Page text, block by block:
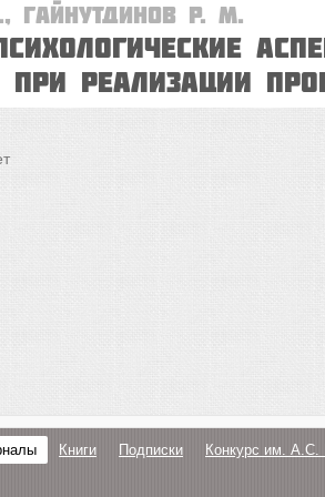
Гайнутдинов Р. М.
при реализации
Книги Подписки Конкурс им. А.С.